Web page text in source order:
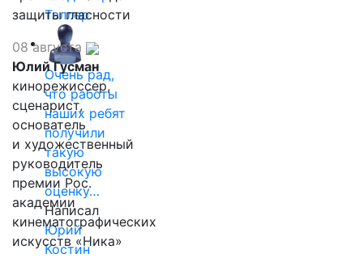
Таллер
Очень рад,
что работы
наших ребят
получили
такую
высокую
оценку…
Написал
Юрий
Костин
защиты гласности
08 августа
Юлий Гусман
кинорежиссер,
сценарист,
основатель
и художественный
руководитель
премии Рос.
академии
кинематографических
искусств «Ника»